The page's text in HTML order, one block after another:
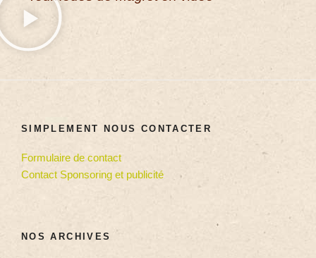
SIMPLEMENT NOUS CONTACTER
Formulaire de contact
Contact Sponsoring et publicité
NOS ARCHIVES